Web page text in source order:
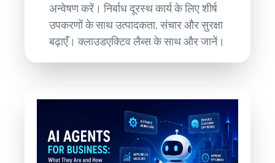
अन्वेषण करें। निर्बाध दूरस्थ कार्य के लिए शीर्ष
उपकरणों के साथ उत्पादकता, संचार और सुरक्षा
बढ़ाएँ। क्लाउडएक्टिव लैब्स के साथ और जानें।